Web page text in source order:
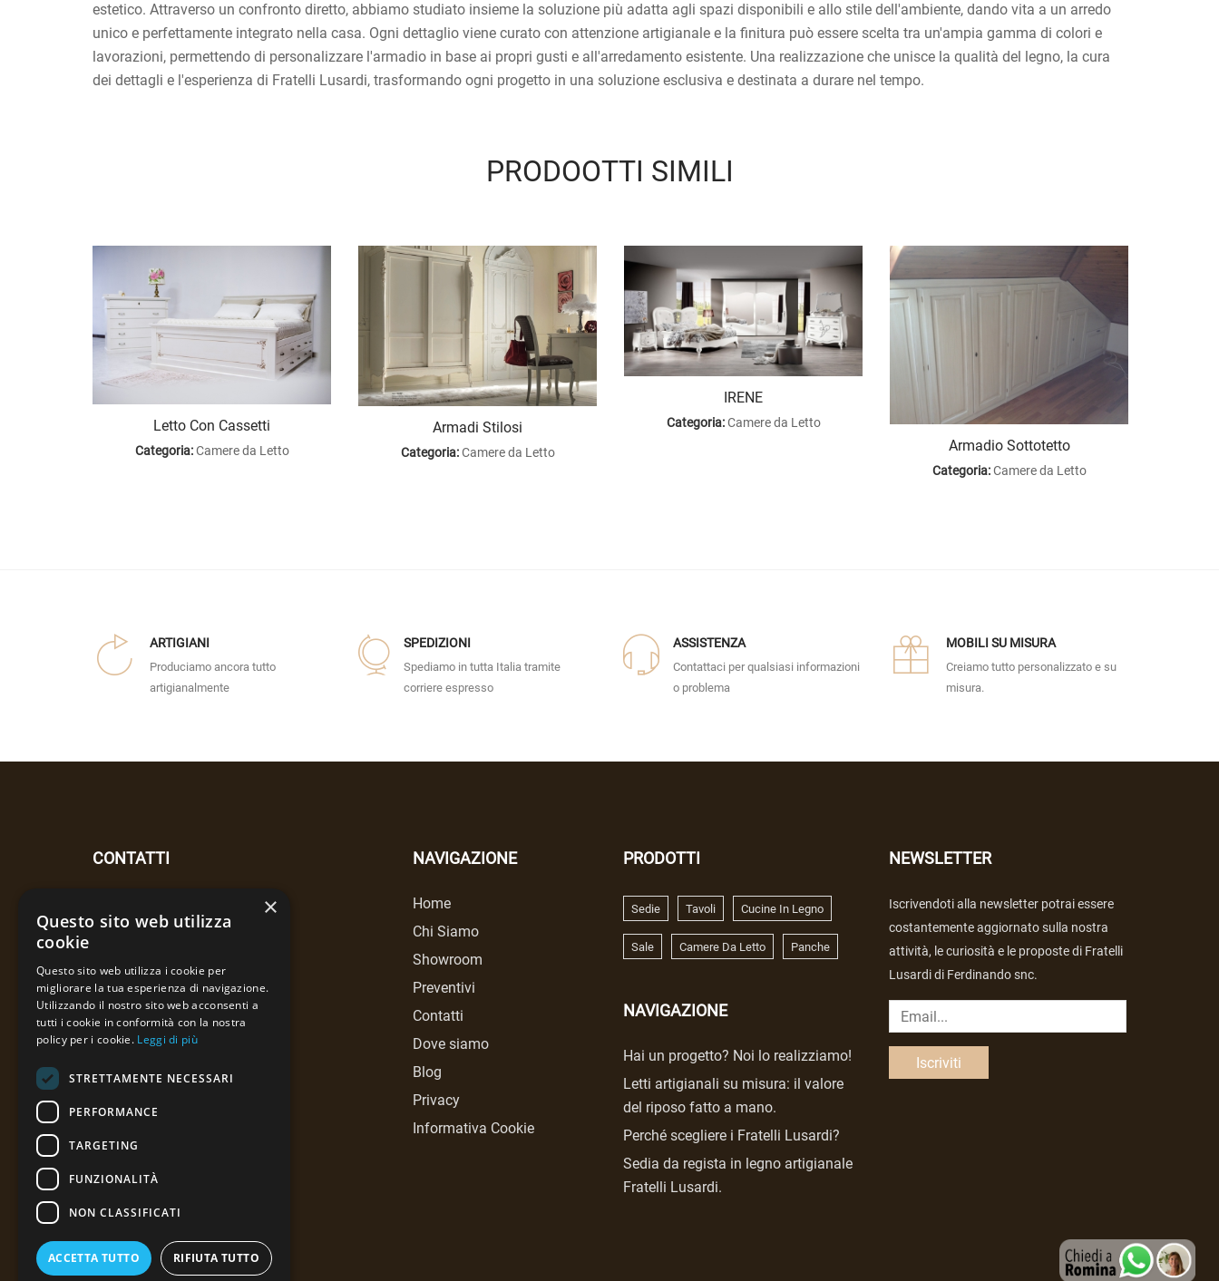
estetico. Attraverso un confronto diretto, abbiamo studiato insieme la soluzione più adatta agli spazi disponibili e allo stile dell'ambiente, dando vita a un arredo
unico e perfettamente integrato nella casa. Ogni dettaglio viene curato con attenzione artigianale e la finitura può essere scelta tra un'ampia gamma di colori e
lavorazioni, permettendo di personalizzare l'armadio in base ai propri gusti e all'arredamento esistente. Una realizzazione che unisce la qualità del legno, la cura
dei dettagli e l'esperienza di Fratelli Lusardi, trasformando ogni progetto in una soluzione esclusiva e destinata a durare nel tempo.
PRODOOTTI SIMILI
Letto Con Cassetti
Categoria: Camere da Letto
Armadi Stilosi
Categoria: Camere da Letto
IRENE
Categoria: Camere da Letto
Armadio Sottotetto
Categoria: Camere da Letto
ARTIGIANI
Produciamo ancora tutto
artigianalmente
SPEDIZIONI
Spediamo in tutta Italia tramite
corriere espresso
ASSISTENZA
Contattaci per qualsiasi informazioni
o problema
MOBILI SU MISURA
Creiamo tutto personalizzato e su
misura.
CONTATTI
Loc. Prato Castagno
Santa Maria Del Taro
Tel: +39 3939257676
E-mail : info@fratellilusardi.it
NAVIGAZIONE
Home
Chi Siamo
Showroom
Preventivi
Contatti
Dove siamo
Blog
Privacy
Informativa Cookie
PRODOTTI
Sedie Tavoli Cucine In Legno
Sale Camere Da Letto Panche
NAVIGAZIONE
Hai un progetto? Noi lo realizziamo!
Letti artigianali su misura: il valore
del riposo fatto a mano.
Perché scegliere i Fratelli Lusardi?
Sedia da regista in legno artigianale
Fratelli Lusardi.
NEWSLETTER
Iscrivendoti alla newsletter potrai essere
costantemente aggiornato sulla nostra
attività, le curiosità e le proposte di Fratelli
Lusardi di Ferdinando snc.
×
Questo sito web utilizza
cookie
Questo sito web utilizza i cookie per
migliorare la tua esperienza di navigazione.
Utilizzando il nostro sito web acconsenti a
tutti i cookie in conformità con la nostra
policy per i cookie. Leggi di più
STRETTAMENTE NECESSARI
PERFORMANCE
TARGETING
FUNZIONALITÀ
NON CLASSIFICATI
ACCETTA TUTTO RIFIUTA TUTTO